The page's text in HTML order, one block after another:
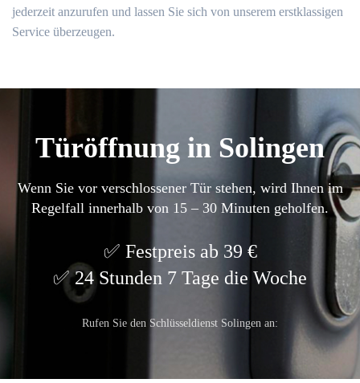
jederzeit anzurufen und lassen Sie sich von unserem erstklassigen
Service überzeugen.
Türöffnung in Solingen
Wenn Sie vor verschlossener Tür stehen, wird Ihnen im
Regelfall innerhalb von 15 – 30 Minuten geholfen.
Festpreis ab 39 €
24 Stunden 7 Tage die Woche
Rufen Sie den Schlüsseldienst Solingen an: